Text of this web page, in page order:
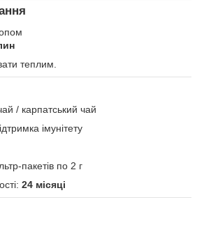
теплим.
/ карпатський чай
імунітету
пакетів по 2 г
24 місяці